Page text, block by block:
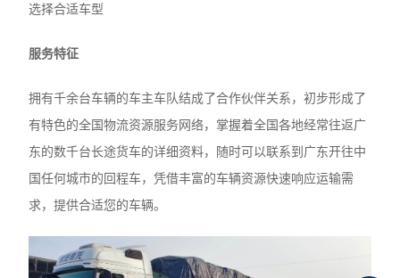
选择合适车型
服务特征
拥有千余台车辆的车主车队结成了合作伙伴关系，初步形成了
有特色的全国物流资源服务网络，掌握着全国各地经常往返广
东的数千台长途货车的详细资料，随时可以联系到广东开往中
国任何城市的回程车，凭借丰富的车辆资源快速响应运输需
求，提供合适您的车辆。